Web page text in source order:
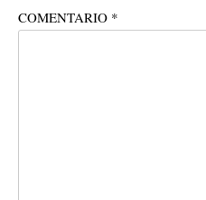
COMENTARIO *